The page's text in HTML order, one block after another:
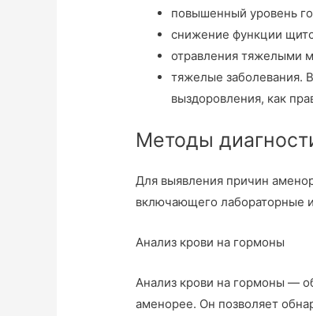
повышенный уровень
снижение функции
отравления тяжелыми
тяжелые заболевания.
выздоровления, как
Методы
Для выявления причин
включающего лабораторные
Анализ крови на гормоны
Анализ крови на гормоны —
аменорее. Он позволяет